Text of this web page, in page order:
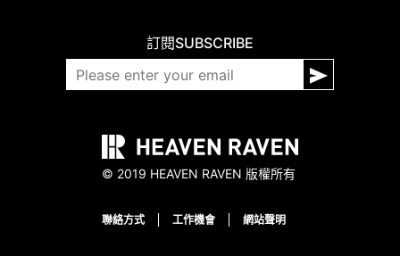
訂閱SUBSCRIBE
© 2019 HEAVEN RAVEN 版權所有
聯絡方式 工作機會 網站聲明